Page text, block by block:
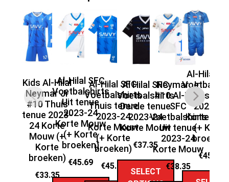
Kids Al-Hilal
Neymar Jr
#10 Thuis
tenue 2023-
24 Korte
Mouw (+
Korte
broeken)
€33.35
Al-Hilal SFC
Voetbalshirts
Uit tenue
2023-24
Korte Mouw
(+ Korte
broeken)
€45.69
Al-Hilal SFC
Voetbalshirts
Thuis tenue
2023-24
Korte Mouw
(+ Korte
broeken)
€45.69
Al Hilal SFC
Voetbalshirts
Derde tenue
2023-24
Korte Mouw
€37.35
SELECT
Neymar Jr
#10 Al-Hilal
SFC
Voetbalshirts
Uit tenue
2023-24
Korte Mouw
€38.35
Al-Hilal
Thuis
2023-24
Korte
(+ Korte
broeken)
€45.69